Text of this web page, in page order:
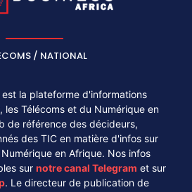
/ NATIONAL
est la plateforme d'informations
les Télécoms et du Numérique en
de référence des décideurs,
des TIC en matière d'infos sur
en Afrique. Nos infos
sur notre canal Telegram et sur
. Le directeur de publication de